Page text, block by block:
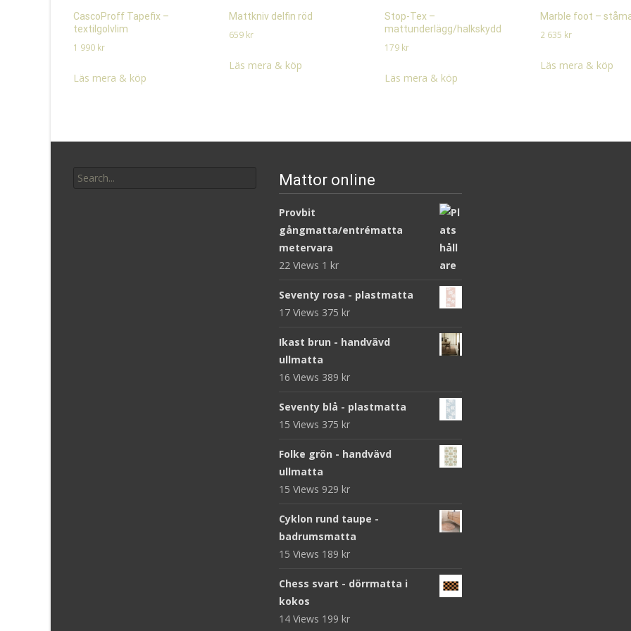
CascoProff Tapefix –
textilgolvlim
1 990 kr
Läs mera & köp
Mattkniv delfin röd
659 kr
Läs mera & köp
Stop-Tex –
mattunderlägg/halkskydd
179 kr
Läs mera & köp
Marble foot –
2 635 kr
Läs mera & köp
for:
Mattor online
Provbit
gångmatta/entrématta
metervara
22 Views 1 kr
Seventy rosa - plastmatta
17 Views 375 kr
Ikast brun - handvävd
ullmatta
16 Views 389 kr
Seventy blå - plastmatta
15 Views 375 kr
Folke grön - handvävd
ullmatta
15 Views 929 kr
Cyklon rund taupe -
badrumsmatta
15 Views 189 kr
Chess svart - dörrmatta i
kokos
14 Views 199 kr